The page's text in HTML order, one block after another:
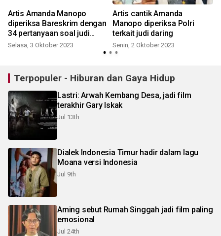
Artis Amanda Manopo
diperiksa Bareskrim dengan
34 pertanyaan soal judi
daring
Selasa, 3 Oktober 2023
Artis cantik Amanda
Manopo diperiksa Polri
terkait judi daring
Senin, 2 Oktober 2023
Terpopuler - Hiburan dan Gaya Hidup
Lastri: Arwah Kembang Desa, jadi film
terakhir Gary Iskak
Jul 13th
Dialek Indonesia Timur hadir dalam lagu
Moana versi Indonesia
Jul 9th
Aming sebut Rumah Singgah jadi film paling
emosional
Jul 24th